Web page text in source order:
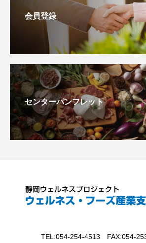
会員登録
センターパンフレット
TEL:054-254-4513 FAX:054-